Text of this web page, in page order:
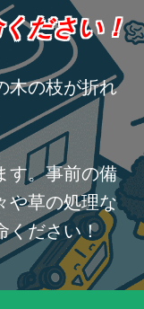
ださい！
木の枝が折れ
す。事前の備
草の処理な
ください！